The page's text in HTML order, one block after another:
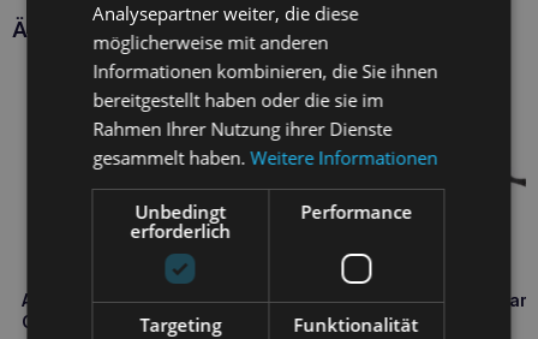
Ähnliche Produkte
Amiplay Trainingsleine Samba L
Gelb
Amiplay Trainingsleine
Schwarz
Analysepartner weiter, die diese
möglicherweise mit anderen
Informationen kombinieren, die Sie ihnen
bereitgestellt haben oder die sie im
Rahmen Ihrer Nutzung ihrer Dienste
gesammelt haben.Weitere Informationen
Unbedingt
erforderlich
Performance
Targeting Funktionalität